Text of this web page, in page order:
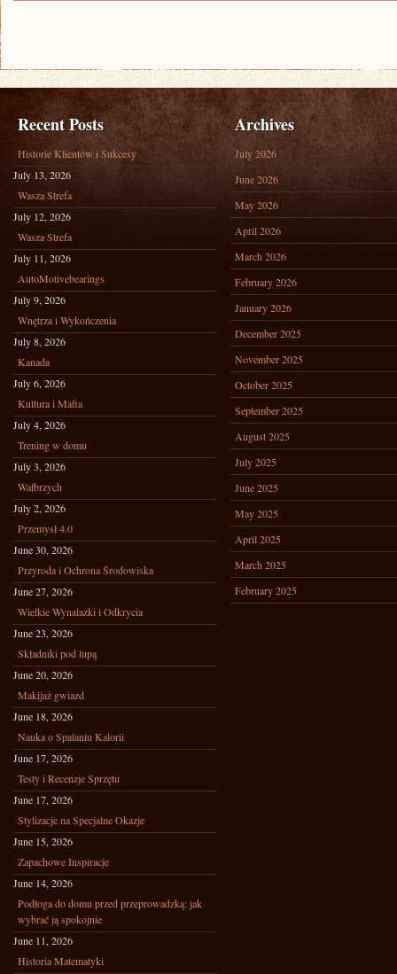
OGRÓD
NA
BALKONIE
Recent Posts
Historie Klientów i Sukcesy
July 13, 2026
Wasza Strefa
July 12, 2026
Wasza Strefa
July 11, 2026
AutoMotivebearings
July 9, 2026
Wnętrza i Wykończenia
July 8, 2026
Kanada
July 6, 2026
Kultura i Mafia
July 4, 2026
Trening w domu
July 3, 2026
Wałbrzych
July 2, 2026
Przemysł 4.0
June 30, 2026
Przyroda i Ochrona Środowiska
June 27, 2026
Wielkie Wynalazki i Odkrycia
June 23, 2026
Składniki pod lupą
June 20, 2026
Makijaż gwiazd
June 18, 2026
Nauka o Spalaniu Kalorii
June 17, 2026
Testy i Recenzje Sprzętu
June 17, 2026
Stylizacje na Specjalne Okazje
June 15, 2026
Zapachowe Inspiracje
June 14, 2026
Podłoga do domu przed przeprowadzką: jak
wybrać ją spokojnie
June 11, 2026
Historia Matematyki
Archives
July 2026
June 2026
May 2026
April 2026
March 2026
February 2026
January 2026
December 2025
November 2025
October 2025
September 2025
August 2025
July 2025
June 2025
May 2025
April 2025
March 2025
February 2025